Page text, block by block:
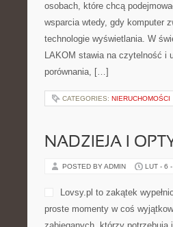
osobach, które chcą
wsparcia wtedy, gdy komputer
technologie wyświetlania. W
LAKOM stawia na czytelność i
porównania, […]
CATEGORIES: NIERUCHOMOŚCI
NADZIEJA I
POSTED BY ADMIN LUT - 6
Lovsy.pl to zakątek
proste momenty w coś